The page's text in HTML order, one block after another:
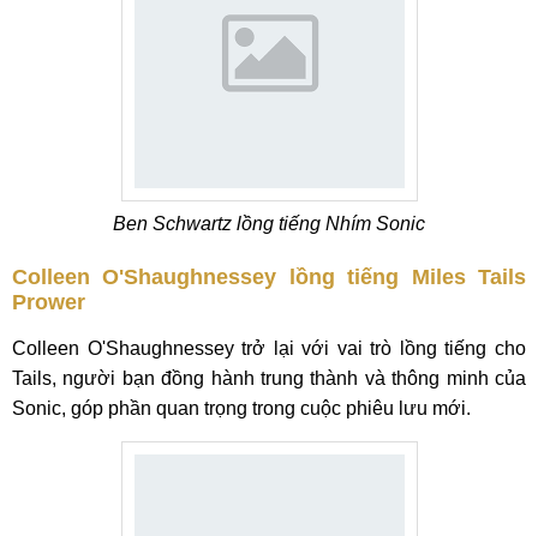
Ben Schwartz lồng tiếng Nhím Sonic
Colleen O'Shaughnessey lồng tiếng Miles Tails
Prower
Colleen O'Shaughnessey trở lại với vai trò lồng tiếng cho
Tails, người bạn đồng hành trung thành và thông minh của
Sonic, góp phần quan trọng trong cuộc phiêu lưu mới.